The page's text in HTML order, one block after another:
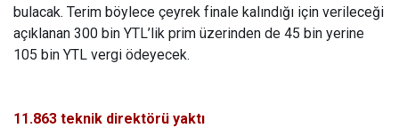
bulacak. Terim böylece çeyrek finale kalındığı için verileceği
açıklanan 300 bin YTL’lik prim üzerinden de 45 bin yerine
105 bin YTL vergi ödeyecek.
11.863 teknik direktörü yaktı